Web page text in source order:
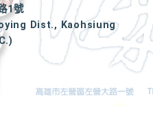
1號
Dist., Kaohsiung